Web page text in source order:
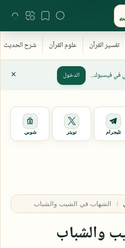
في فيسبوك.. الدخول
تليجرام تويتر شوبي
والشباب